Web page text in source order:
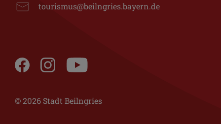
tourismus@beilngries.bayern.de
© 2026 Stadt Beilngries